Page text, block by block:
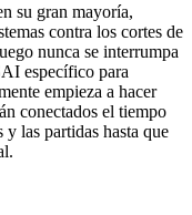
su gran mayoría,
contra los cortes de
nunca se interrumpa
específico para
empieza a hacer
conectados el tiempo
las partidas hasta que